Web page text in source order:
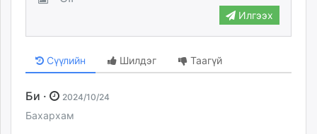
Илгээх
Сүүлийн Шилдэг Таагүй
Би · 2024/10/24
Бахархам